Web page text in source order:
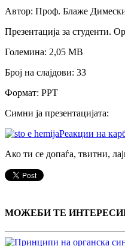
Автор: Проф. Блаже
Презентација за студенти.
Големина: 2,05 МB
Број на слајдови: 33
Формат: PPT
Симни ја презентацијата:
Реакции на
Ако ти се допаѓа, твитни,
МОЖЕБИ ТЕ